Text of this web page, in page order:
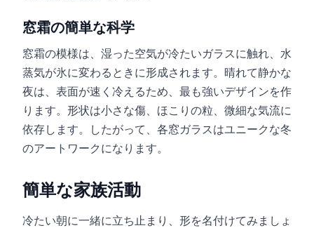
窓霜の簡単な科学
窓霜の模様は、湿った空気が冷たいガラスに触れ、水
蒸気が氷に変わるときに形成されます。晴れて静かな
夜は、表面が速く冷えるため、最も強いデザインを作
ります。形状は小さな傷、ほこりの粒、微細な気流に
依存します。したがって、各窓ガラスはユニークな冬
のアートワークになります。
簡単な家族活動
冷たい朝に一緒に立ち止まり、形を名付けてみましょ